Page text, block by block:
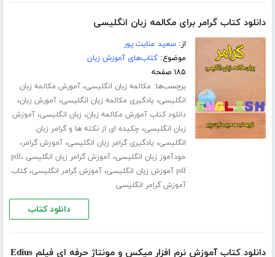
دانلود کتاب گرامر برای مکالمه زبان انگلیسی
از:سعید عنایت پور
موضوع:کتاب‌های آموزش زبان
۱۸۵ صفحه
برچسب‌ها: مکالمه زبان انگلیسی،آمورش مکالمه زبان
انگلیسی، یادگیری مکالمه زبان انگلیسی،آمورش زبان،
دانلود کتاب آمورش مکالمه زبان، زبان انگلیسی،آموزش
زبان انگلیسی، چکیده ای از نکته ها و گرامر زبان
انگلیسی، یادگیری گرامر زبان انگلیسی،آموزش گرامر،
خودآموز زبان انگلیسی،آموزش گرامر زبان انگلیسی pdf ،
pdf آموزش زبان انگلیسی ،آموزش گرامر انگلیسی،کتاب
آموزش گرامر انگلیسی
دانلود کتاب
دانلود کتاب آموزش نرم افزار میکس و مونتاژ حرفه ای فیلم Edius